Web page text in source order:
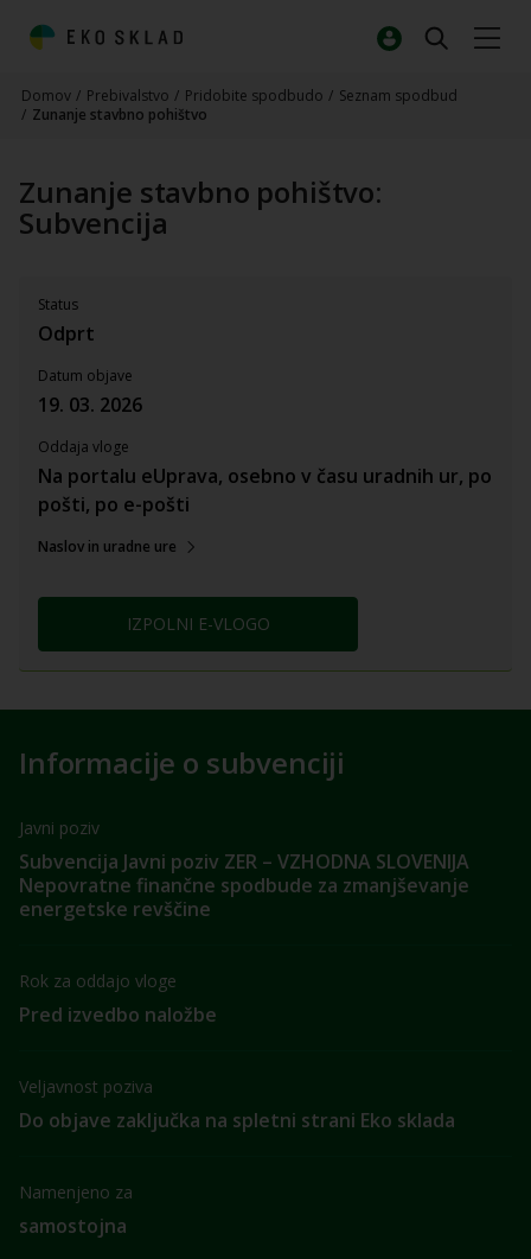
Domov / Prebivalstvo / Pridobite spodbudo / Seznam spodbud
/ Zunanje stavbno pohištvo
Zunanje stavbno pohištvo:
Subvencija
Informacije o subvenciji
Javni poziv
Subvencija Javni poziv ZER – VZHODNA SLOVENIJA
Nepovratne finančne spodbude za zmanjševanje
energetske revščine
Rok za oddajo vloge
Pred izvedbo naložbe
Veljavnost poziva
Do objave zaključka na spletni strani Eko sklada
Namenjeno za
samostojna
Status
Odprt
Datum objave
19. 03. 2026
Oddaja vloge
Na portalu eUprava, osebno v času uradnih ur, po
pošti, po e-pošti
Naslov in uradne ure
IZPOLNI E-VLOGO